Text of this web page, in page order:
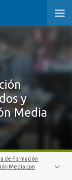
y
Media
de Formación
Media con